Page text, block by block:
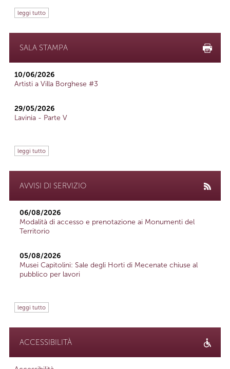
leggi tutto
SALA STAMPA
10/06/2026
Artisti a Villa Borghese #3
29/05/2026
Lavinia - Parte V
leggi tutto
AVVISI DI SERVIZIO
06/08/2026
Modalità di accesso e prenotazione ai Monumenti del
Territorio
05/08/2026
Musei Capitolini: Sale degli Horti di Mecenate chiuse al
pubblico per lavori
leggi tutto
ACCESSIBILITÀ